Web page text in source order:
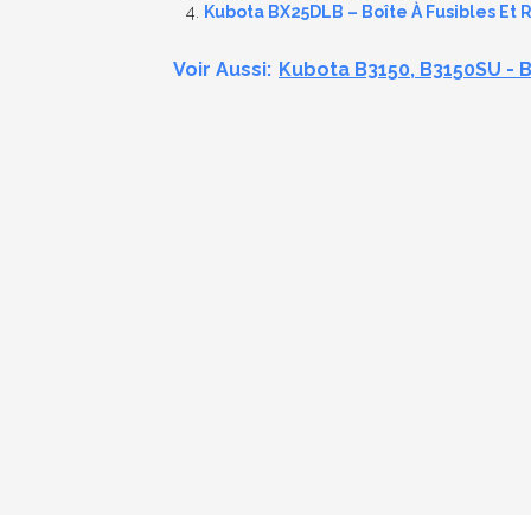
Kubota BX25DLB – Boîte À Fusibles Et
Voir Aussi: Kubota B3150, B3150SU -